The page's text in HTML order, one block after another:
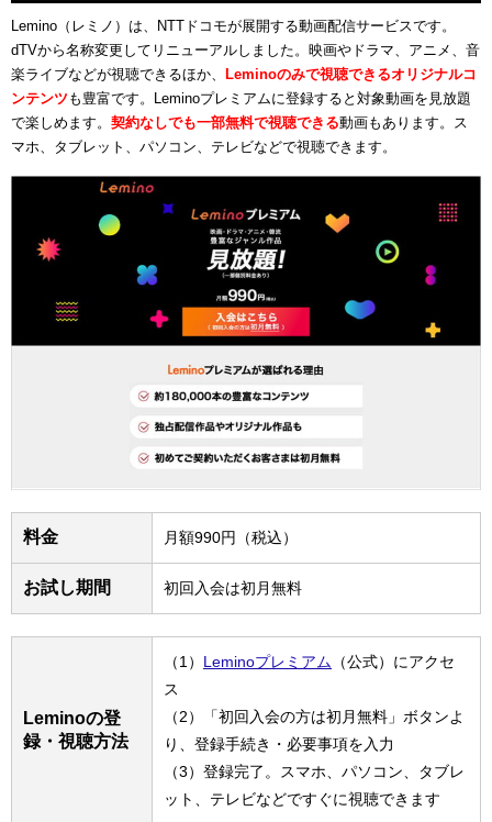
Lemino（レミノ）は、NTTドコモが展開する動画配信サービスです。
dTVから名称変更してリニューアルしました。映画やドラマ、アニメ、音
楽ライブなどが視聴できるほか、
Leminoのみで視聴できるオリジナルコ
ンテンツ も豊富です。Leminoプレミアムに登録すると対象動画を見放題
で楽しめます。 契約なしでも一部無料で視聴できる動画もあります。ス
マホ、タブレット、パソコン、テレビなどで視聴できます。
料金 月額990円（税込）
お試し期間 初回入会は初月無料
Leminoの登
録・視聴方法
（1） Leminoプレミアム （公式）にアクセ
ス
（2）「初回入会の方は初月無料」ボタンよ
り、登録手続き・必要事項を入力
（3）登録完了。スマホ、パソコン、タブレ
ット、テレビなどですぐに視聴できます